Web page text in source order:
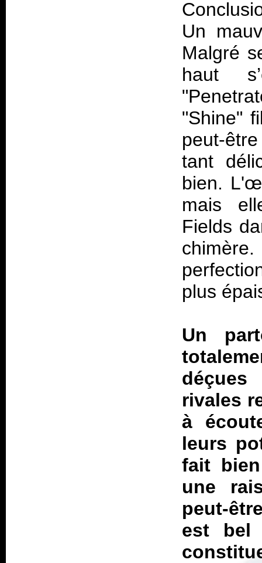
Un
Malgré
haut
"Shine"
peut-
tant
bien.
mais
Fields
plus
Un
rivales
à
leurs
fait
une
peut-
est bel